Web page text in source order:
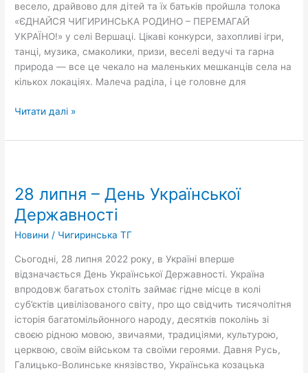
весело, драйвово для дітей та їх батьків пройшла толока
«ЄДНАЙСЯ ЧИГИРИНСЬКА РОДИНО – ПЕРЕМАГАЙ
УКРАЇНО!» у селі Вершаці. Цікаві конкурси, захопливі ігри,
танці, музика, смаколики, призи, веселі ведучі та гарна
природа — все це чекало на маленьких мешканців села на
кількох локаціях. Малеча раділа, і це головне для
Читати далі »
28 липня – День Української
Державності
Новини / Чигиринська ТГ
Сьогодні, 28 липня 2022 року, в Україні вперше
відзначається День Української Державності. Україна
впродовж багатьох століть займає гідне місце в колі
суб’єктів цивілізованого світу, про що свідчить тисячолітня
історія багатомільйонного народу, десятків поколінь зі
своєю рідною мовою, звичаями, традиціями, культурою,
церквою, своїм військом та своїми героями. Давня Русь,
Галицько-Волинське князівство, Українська козацька
–
День
Української
Державності